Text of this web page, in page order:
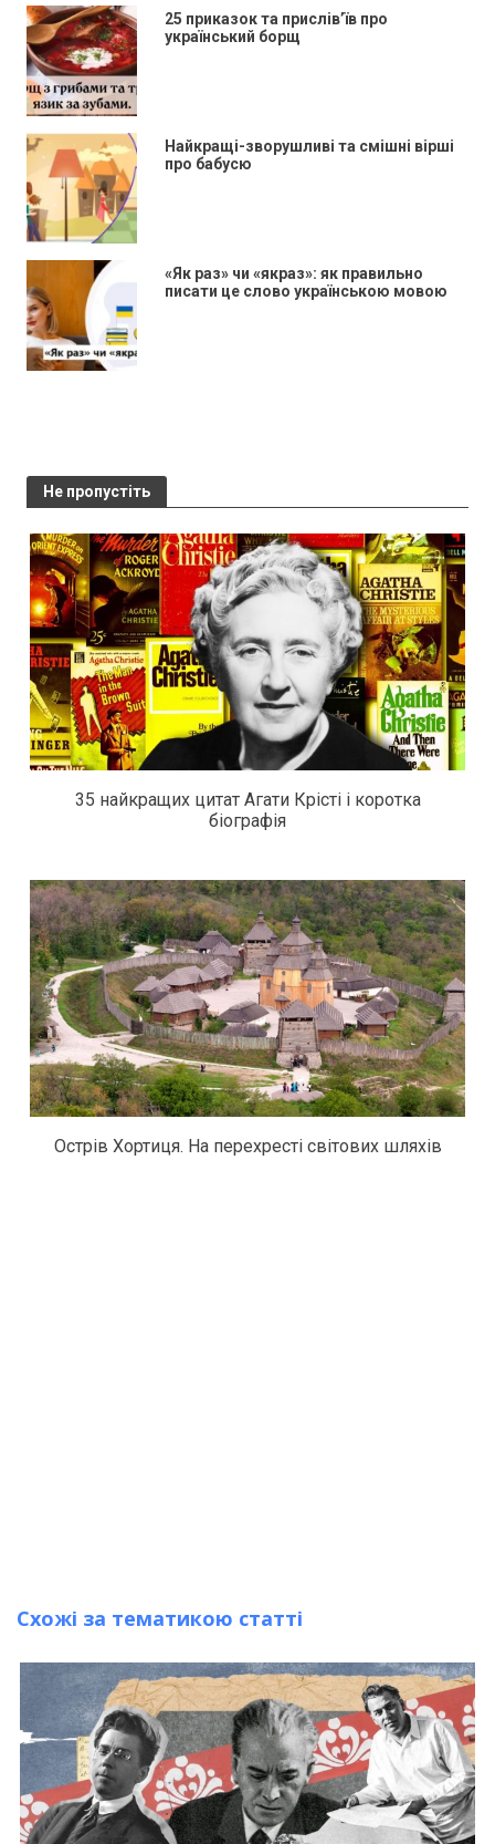
25 приказок та прислів’їв про
український борщ
Найкращі-зворушливі та смішні вірші
про бабусю
«Як раз» чи «якраз»: як правильно
писати це слово українською мовою
Не пропустіть
35 найкращих цитат Агати Крісті і коротка
біографія
Острів Хортиця. На перехресті світових шляхів
Схожі за тематикою статті